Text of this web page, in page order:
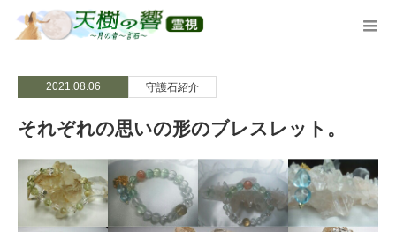
2021.08.06 守護石紹介
それぞれの思いの形のブレスレット。